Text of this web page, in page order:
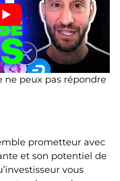
ne peux pas répondre
prometteur avec
et son potentiel de
vous